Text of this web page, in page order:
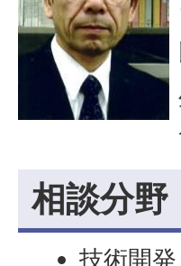
相談分野
技術開発